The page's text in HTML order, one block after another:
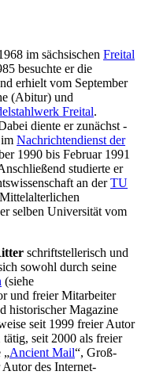
im sächsischen Freital
besuchte er die
erhielt vom September
(Abitur) und
Freital.
diente er zunächst -
Nachrichtendienst der
1990 bis Februar 1991
studierte er
an derTU
selben Universität vom
schriftstellerisch und
sowohl durch seine
(siehe
und freier Mitarbeiter
historischer Magazine
seit 1999 freier Autor
seit 2000 als freier
„Ancient Mail“, Groß-
des Internet-